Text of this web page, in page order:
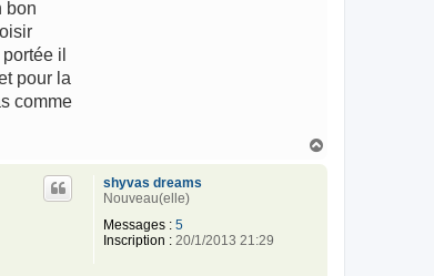
bon
il
pour la
comme
shyvas dreams
Nouveau(elle)
Messages : 5
Inscription : 20/1/2013 21:29